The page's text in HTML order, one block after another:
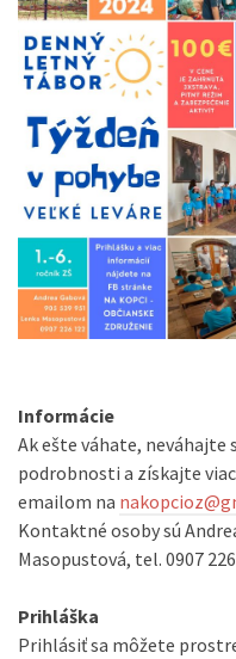
Informácie
Ak ešte váhate, neváhajte
podrobnosti a získajte
emailom na
Kontaktné osoby sú
Masopustová, tel. 0907
Prihláška
Prihlásiť sa môžete